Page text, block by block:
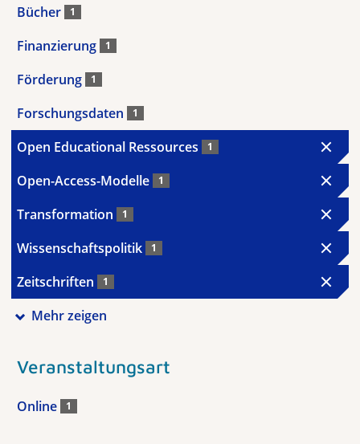
Bücher 1
Finanzierung 1
Förderung 1
Forschungsdaten 1
Open Educational Ressources 1
Open-Access-Modelle 1
Transformation 1
Wissenschaftspolitik 1
Zeitschriften 1
Mehr zeigen
Veranstaltungsart
Online 1